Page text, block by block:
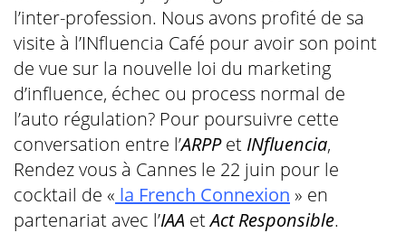
l’inter-profession. Nous avons profité de sa
visite à l’INfluencia Café pour avoir son point
de vue sur la nouvelle loi du marketing
d’influence, échec ou process normal de
l’auto régulation? Pour poursuivre cette
conversation entre l’ARPPet INfluencia,
Rendez vous à Cannes le 22 juin pour le
cocktail de « la French Connexion » en
partenariat avec l’IAA etAct Responsible.